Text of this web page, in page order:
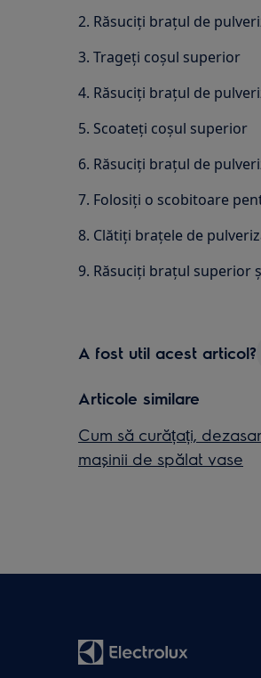
2. Răsuciți brațul de
3. Trageți coșul superior
4. Răsuciți brațul de
5. Scoateți coșul superior
6. Răsuciți brațul de
7. Folosiți o scobitoare
8. Clătiți brațele de
9. Răsuciți brațul superior
A fost util acest articol?
Articole similare
Cum să curățați,
mașinii de spălat vase